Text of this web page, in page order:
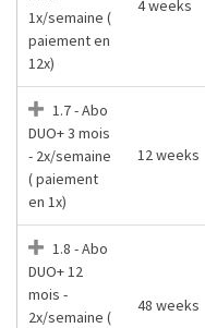
1x/semaine (
paiement en
12x)
4 weeks
1.7 - Abo
DUO+ 3 mois
- 2x/semaine
( paiement
en 1x)
12 weeks
1.8 - Abo
DUO+ 12
mois -
2x/semaine (
48 weeks